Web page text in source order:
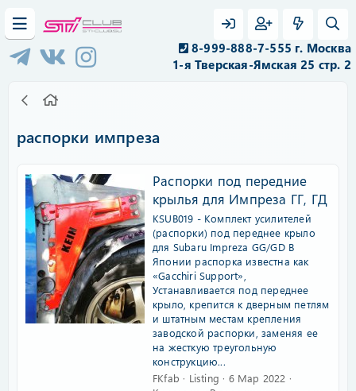
8-999-888-7-555 г. Москва
1-я Тверская-Ямская 25 стр. 2
распорки импреза
Распорки под передние
крылья для Импреза ГГ, ГД
KSUB019 - Комплект усилителей
(распорки) под переднее крыло
для Subaru Impreza GG/GD В
Японии распорка известна как
«Gacchiri Support»,
Устанавливается под переднее
крыло, крепится к дверным петлям
и штатным местам крепления
заводской распорки, заменяя ее
на жесткую треугольную
конструкцию...
FKfab
Listing
6 Мар 2022